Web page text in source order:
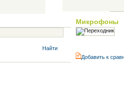
Найти
Микрофоны
Добавить к